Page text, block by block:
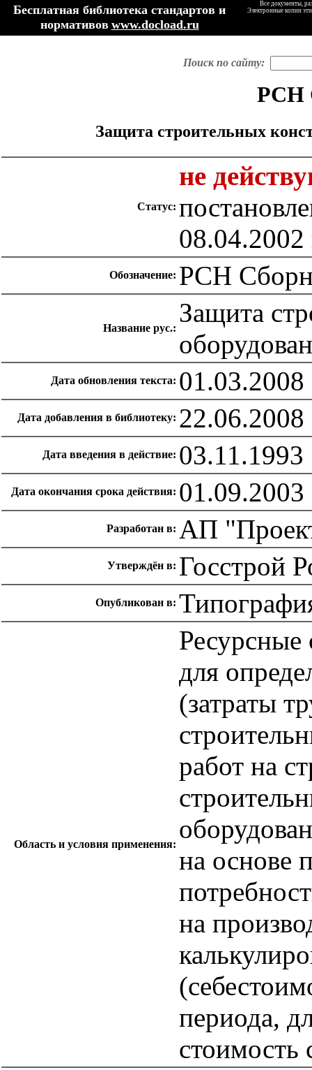
Бесплатная библиотека стандартов и
нормативов www.docload.ru
Все документы,
Электронные копии
Поиск по сайту:
РСН
Защита строительных
Статус:
не
08.04.2002
Обозначение: РСН
Название рус.:
Защита
Дата обновления текста: 01.03.2008
Дата добавления в библиотеку: 22.06.2008
Дата введения в действие: 03.11.1993
Дата окончания срока действия: 01.09.2003
Разработан в: АП
Утверждён в: Госстрой
Опубликован в:
Область и условия применения:
для
(затраты
работ на
на основе
на
периода,
стоимость